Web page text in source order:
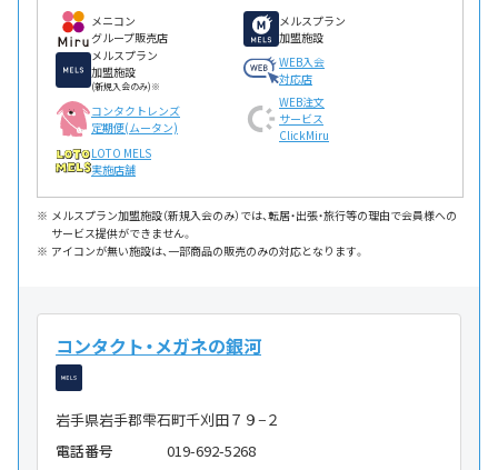
メニコン
グループ販売店
メルスプラン
加盟施設
メルスプラン
加盟施設
(新規入会のみ)※
WEB入会
対応店
コンタクトレンズ
定期便(ムータン)
WEB注文
サービス
ClickMiru
LOTO MELS
実施店舗
メルスプラン加盟施設（新規入会のみ）では、転居・出張・旅行等の理由で会員様への
サービス提供ができません。
アイコンが無い施設は、一部商品の販売のみの対応となります。
コンタクト・メガネの銀河
岩手県岩手郡雫石町千刈田７９−２
電話番号
019-692-5268